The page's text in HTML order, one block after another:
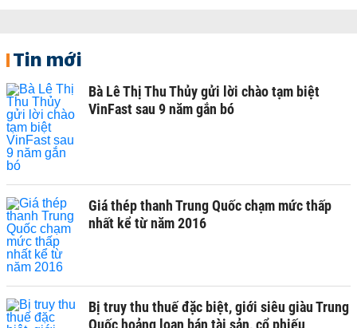
Tin mới
Bà Lê Thị Thu Thủy gửi lời chào tạm biệt
VinFast sau 9 năm gắn bó
Giá thép thanh Trung Quốc chạm mức thấp
nhất kể từ năm 2016
Bị truy thu thuế đặc biệt, giới siêu giàu Trung
Quốc hoảng loạn bán tài sản, cổ phiếu